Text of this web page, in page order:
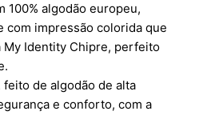
100% algodão europeu,
impressão colorida que
My Identity Chipre, perfeito
de algodão de alta
e conforto, com a